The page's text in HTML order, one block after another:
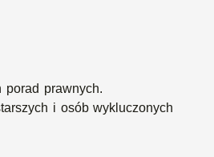
porad prawnych.
i osób wykluczonych